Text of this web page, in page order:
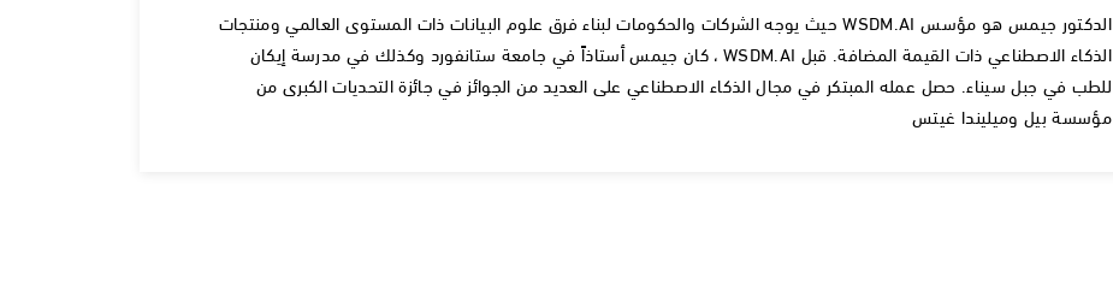
الدكتور جيمس هو مؤسس WSDM.AI حيث يوجه الشركات والحكومات لبناء فرق علوم البيانات ذات المستوى العالمي ومنتجات
الذكاء الاصطناعي ذات القيمة المضافة. قبل WSDM.AI ، كان جيمس أستاذاً في جامعة ستانفورد وكذلك في مدرسة إيكان
للطب في جبل سيناء. حصل عمله المبتكر في مجال الذكاء الاصطناعي على العديد من الجوائز في جائزة التحديات الكبرى من
مؤسسة بيل وميليندا غيتس